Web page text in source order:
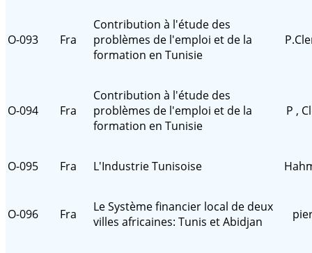
O-093 Fra
Contribution à l'étude des
problèmes de l'emploi et de la
formation en Tunisie
O-094 Fra
Contribution à l'étude des
problèmes de l'emploi et de la
formation en Tunisie
P ,
O-095 Fra L'Industrie Tunisoise
O-096 Fra
Le Système financier local de deux
villes africaines: Tunis et Abidjan